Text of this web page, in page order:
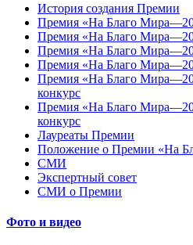
История создания Премии
Премия «На Благо
Премия «На Благо
Премия «На Благо
Премия «На Благо
Премия «На Благо
конкурс
Премия «На Благо
конкурс
Лауреаты Премии
Положение о Премии «На
СМИ
Экспертный совет
СМИ о Премии
Фото и видео